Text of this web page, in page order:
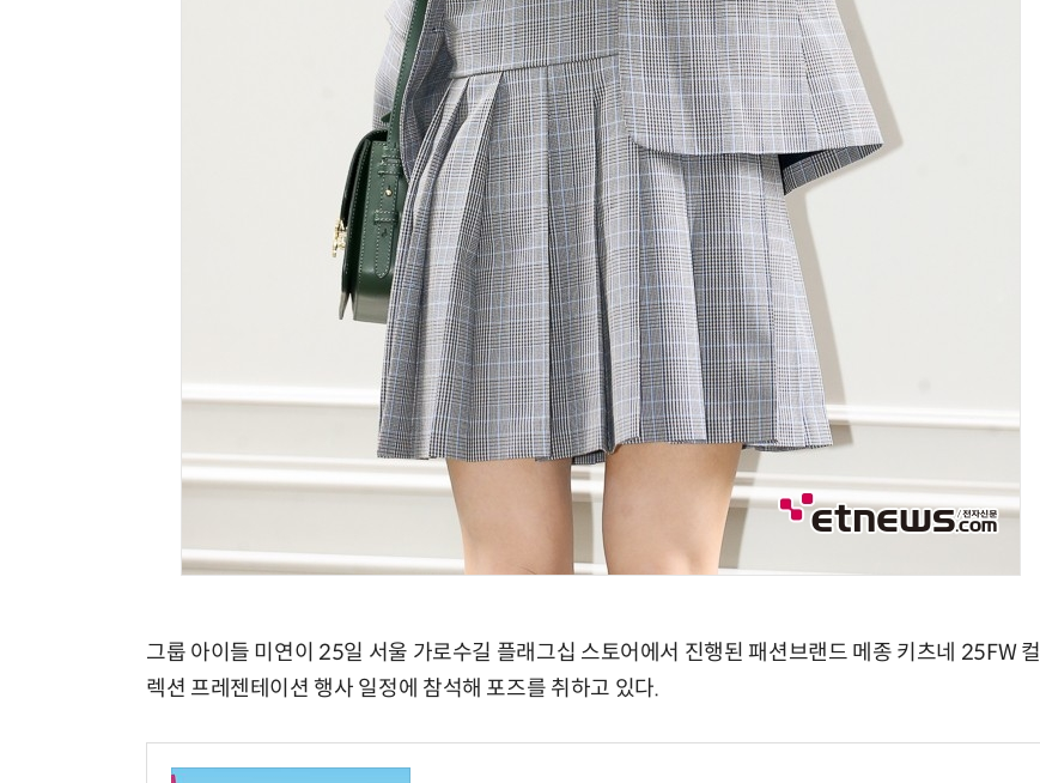
그룹 아이들 미연이 25일 서울 가로수길 플래그십 스토어에서 진행된 패션브랜드 메종 키츠네 25FW 컬
렉션 프레젠테이션 행사 일정에 참석해 포즈를 취하고 있다.